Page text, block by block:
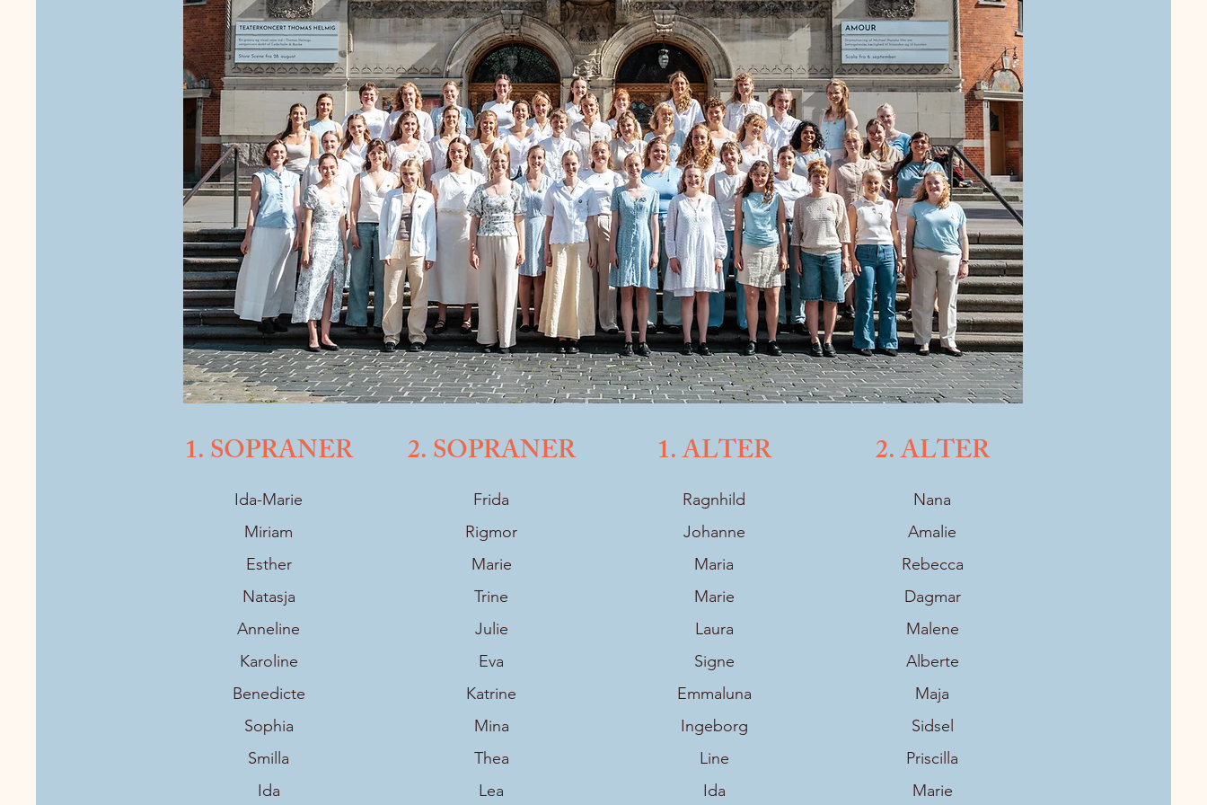
1. SOPRANER 2. SOPRANER 1. ALTER 2. ALTER
Ida-Marie
Miriam
Esther
Natasja
Anneline
Karoline
Benedicte
Sophia
Smilla
Ida
Frida
Rigmor
Marie
Trine
Julie
Eva
Katrine
Mina
Thea
Lea
Ragnhild
Johanne
Maria
Marie
Laura
Signe
Emmaluna
Ingeborg
Line
Ida
Nana
Amalie
Rebecca
Dagmar
Malene
Alberte
Maja
Sidsel
Priscilla
Marie